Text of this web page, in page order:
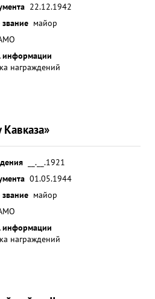
22.12.1942
майор
информации
награждений
__.__.1921
01.05.1944
майор
информации
награждений